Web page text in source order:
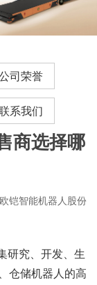
司荣誉
系我们
商选择哪
铠智能机器人股份
研究、开发、生
、仓储机器人的高